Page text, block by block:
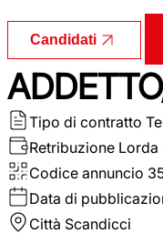
Candidati
Tipo di contratto
Retribuzione Lorda
Codice annuncio
Data di
Città Scandicci